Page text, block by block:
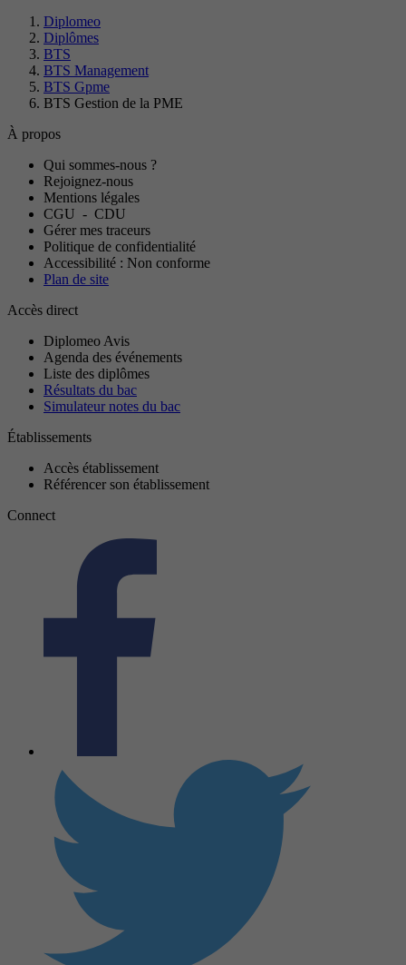
Diplomeo
Diplômes
BTS
BTS Management
BTS Gpme
BTS Gestion de la PME
À propos
Qui sommes-nous ?
Rejoignez-nous
Mentions légales
CGU - CDU
Gérer mes traceurs
Politique de confidentialité
Accessibilité : Non conforme
Plan de site
Accès direct
Diplomeo Avis
Agenda des événements
Liste des diplômes
Résultats du bac
Simulateur notes du bac
Établissements
Accès établissement
Référencer son établissement
Connect